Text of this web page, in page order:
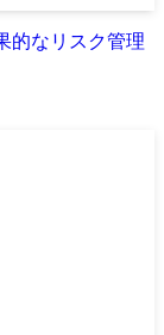
的なリスク管理